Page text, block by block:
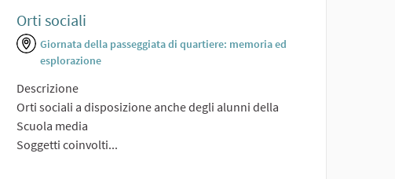
Orti sociali
Giornata della passeggiata di quartiere: memoria ed
esplorazione
Descrizione
Orti sociali a disposizione anche degli alunni della
Scuola media
Soggetti coinvolti...